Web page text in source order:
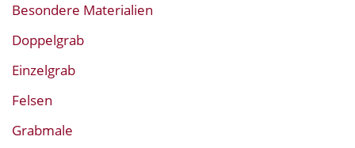
Besondere Materialien
Doppelgrab
Einzelgrab
Felsen
Grabmale